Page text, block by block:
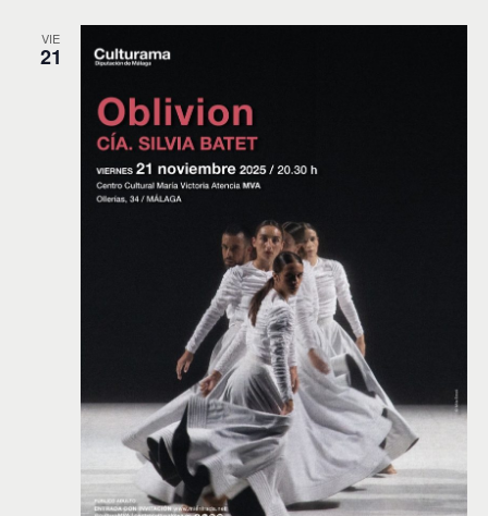
VIE
21